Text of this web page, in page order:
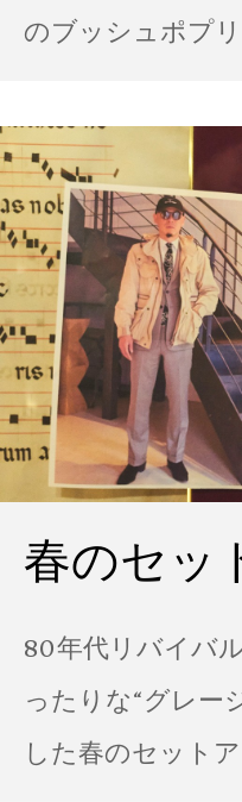
のブッシュポプ
春のセッ
80年代リバイバ
ったりな“グレー
した春のセットア